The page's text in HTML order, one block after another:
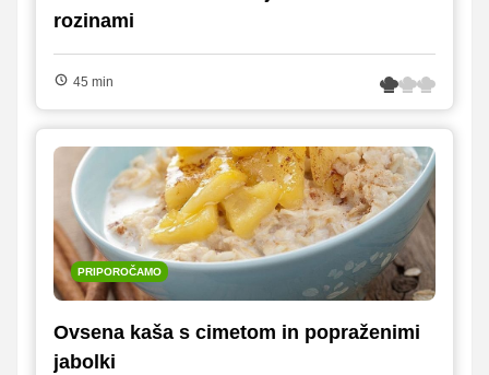
rozinami
45 min
PRIPOROČAMO
Ovsena kaša s cimetom in popraženimi
jabolki